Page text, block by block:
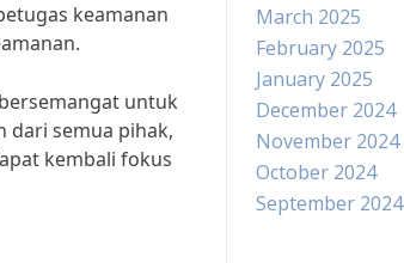
keamanan
untuk
dari semua pihak,
kembali fokus
March 2025
February 2025
January 2025
December 2024
November 2024
October 2024
September 2024